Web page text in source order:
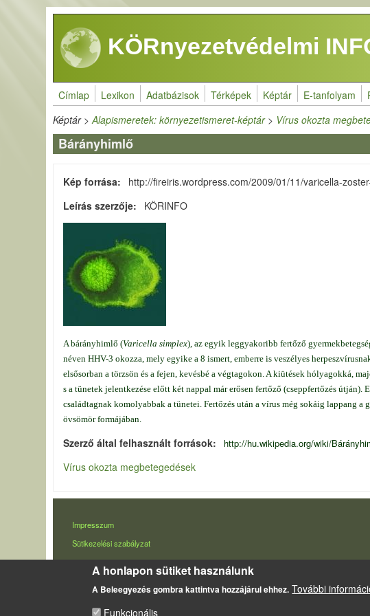
Ugrás a tartalomra
KÖRnyezetvédelmi
Címlap Lexikon Adatbázisok Térképek Képtár E-tanfolyam
Képtár>Alapismeretek: környezetismeret-képtár> Vírus okozta
Bárányhimlő
Kép forrása
http://fireiris.wordpress.com/2009/01/11/varicella-
Leírás szerzője
KÖRINFO
A bárányhimlő (Varicella simplex), az egyik leggyakoribb fertőző
néven HHV-3 okozza, mely egyike a 8 ismert, emberre is veszélyes
elsősorban a törzsön és a fejen, kevésbé a végtagokon. A kiütések hólyagokká,
s a tünetek jelentkezése előtt két nappal már erősen fertőző (cseppfertőzés
családtagnak komolyabbak a tünetei. Fertőzés után a vírus még sokáig lappang
övsömör formájában.
Szerző által felhasznált források http://hu.wikipedia.org/wiki/
Vírus okozta megbetegedések
LÁBLÉC
Impresszum
Sütikezelési szabályzat
A honlapon sütiket használunk
A Beleegyezés gombra kattintva hozzájárul ehhez. További
Funkcionális